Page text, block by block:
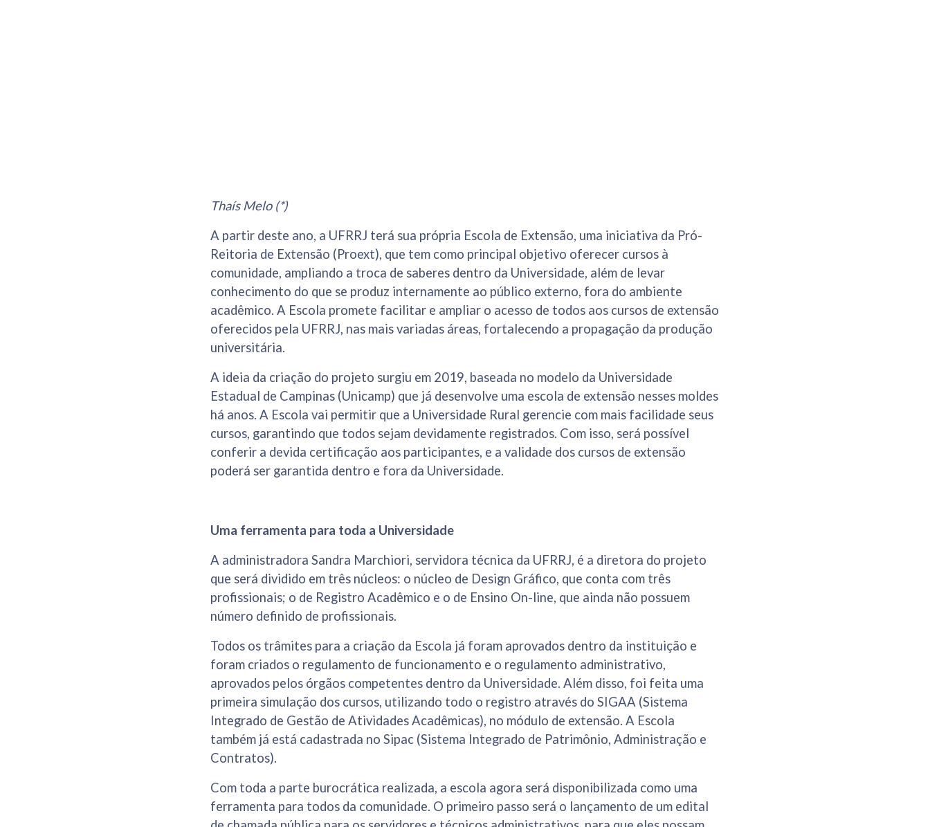
Thaís Melo (*)
A partir deste ano, a UFRRJ terá sua própria Escola de Extensão, uma iniciativa da Pró-
Reitoria de Extensão (Proext), que tem como principal objetivo oferecer cursos à
comunidade, ampliando a troca de saberes dentro da Universidade, além de levar
conhecimento do que se produz internamente ao público externo, fora do ambiente
acadêmico. A Escola promete facilitar e ampliar o acesso de todos aos cursos de extensão
oferecidos pela UFRRJ, nas mais variadas áreas, fortalecendo a propagação da produção
universitária.
A ideia da criação do projeto surgiu em 2019, baseada no modelo da Universidade
Estadual de Campinas (Unicamp) que já desenvolve uma escola de extensão nesses moldes
há anos. A Escola vai permitir que a Universidade Rural gerencie com mais facilidade seus
cursos, garantindo que todos sejam devidamente registrados. Com isso, será possível
conferir a devida certificação aos participantes, e a validade dos cursos de extensão
poderá ser garantida dentro e fora da Universidade.
Uma ferramenta para toda a Universidade
A administradora Sandra Marchiori, servidora técnica da UFRRJ, é a diretora do projeto
que será dividido em três núcleos: o núcleo de Design Gráfico, que conta com três
profissionais; o de Registro Acadêmico e o de Ensino On-line, que ainda não possuem
número definido de profissionais.
Todos os trâmites para a criação da Escola já foram aprovados dentro da instituição e
foram criados o regulamento de funcionamento e o regulamento administrativo,
aprovados pelos órgãos competentes dentro da Universidade. Além disso, foi feita uma
primeira simulação dos cursos, utilizando todo o registro através do SIGAA (Sistema
Integrado de Gestão de Atividades Acadêmicas), no módulo de extensão. A Escola
também já está cadastrada no Sipac (Sistema Integrado de Patrimônio, Administração e
Contratos).
Com toda a parte burocrática realizada, a escola agora será disponibilizada como uma
ferramenta para todos da comunidade. O primeiro passo será o lançamento de um edital